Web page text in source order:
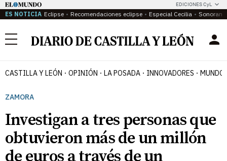
EDICIONES CyL
ES NOTICIA Eclipse Recomendaciones eclipse Especial Cecilia
Menú
CASTILLA Y LEÓN OPINIÓN LA POSADA INNOVADORES MUNDO
ZAMORA
Investigan a tres personas que
obtuvieron más de un millón
de euros a través de un